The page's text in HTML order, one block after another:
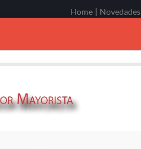
Home | Novedades